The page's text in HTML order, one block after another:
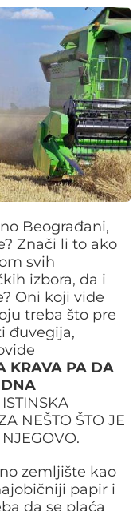
Beograđani,
Znači li to ako
svih
izbora, da i
Oni koji vide
treba što pre
đuvegija,
KRAVA PA DA
NEŠTO ŠTO JE
zemljište kao
papir i
da se plaća